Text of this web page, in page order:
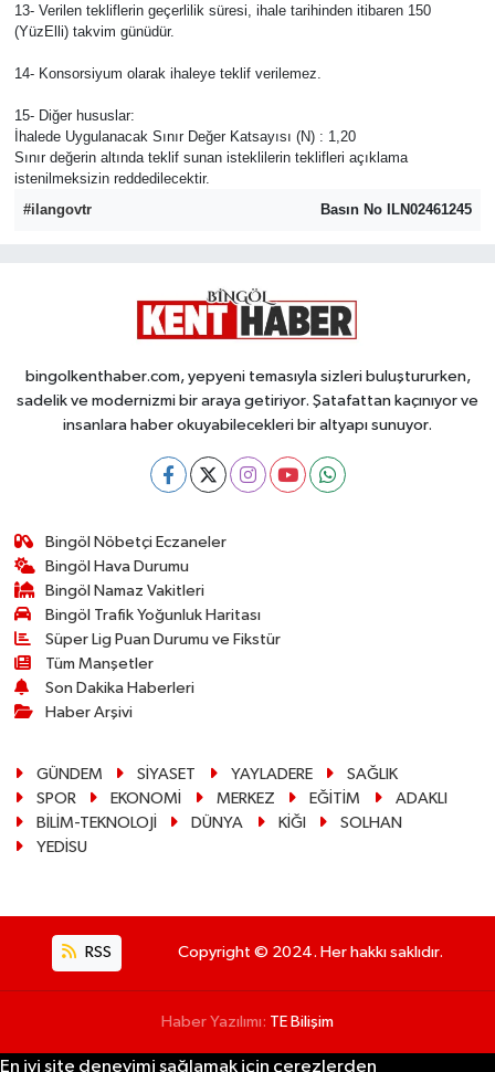
13- Verilen tekliflerin geçerlilik süresi, ihale tarihinden itibaren 150
(YüzElli) takvim günüdür.
14- Konsorsiyum olarak ihaleye teklif verilemez.
15- Diğer hususlar:
İhalede Uygulanacak Sınır Değer Katsayısı (N) : 1,20
Sınır değerin altında teklif sunan isteklilerin teklifleri açıklama
istenilmeksizin reddedilecektir.
#ilangovtr
Basın No ILN02461245
bingolkenthaber.com, yepyeni temasıyla sizleri buluştururken,
sadelik ve modernizmi bir araya getiriyor. Şatafattan kaçınıyor ve
insanlara haber okuyabilecekleri bir altyapı sunuyor.
Bingöl Nöbetçi Eczaneler
Bingöl Hava Durumu
Bingöl Namaz Vakitleri
Bingöl Trafik Yoğunluk Haritası
Süper Lig Puan Durumu ve Fikstür
Tüm Manşetler
Son Dakika Haberleri
Haber Arşivi
GÜNDEM SİYASET YAYLADERE
SAĞLIK
SPOR
EKONOMİ MERKEZ EĞİTİM
ADAKLI
BİLİM-TEKNOLOJİ
DÜNYA KİĞI
SOLHAN
YEDİSU
RSS Copyright © 2024. Her hakkı saklıdır.
Haber Yazılımı: TE Bilişim
En iyi site deneyimi sağlamak için çerezlerden